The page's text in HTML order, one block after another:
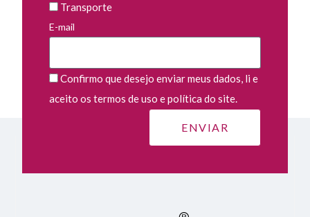
Transporte
E-mail
Confirmo que desejo enviar meus dados, li e
aceito os termos de uso e política do site.